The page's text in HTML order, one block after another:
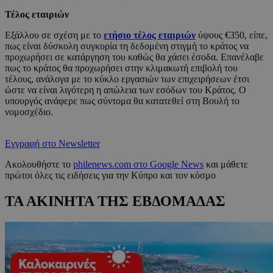
Τέλος εταιριών
Εξάλλου σε σχέση με το ετήσιο τέλος εταιριών ύψους €350, είπε,
πως είναι δύσκολη συγκυρία τη δεδομένη στιγμή το κράτος να
προχωρήσει σε κατάργηση του καθώς θα χάσει έσοδα. Επανέλαβε
πως το κράτος θα προχωρήσει στην κλιμακωτή επιβολή του
τέλους, ανάλογα με το κύκλο εργασιών των επιχειρήσεων έτσι
ώστε να είναι λιγότερη η απώλεια των εσόδων του Κράτος. Ο
υπουργός ανάφερε πως σύντομα θα κατατεθεί στη Βουλή το
νομοσχέδιο.
Εγγραφή στο Newsletter
Ακολουθήστε το philenews.com στο Google News και μάθετε
πρώτοι όλες τις ειδήσεις για την Κύπρο και τον κόσμο
ΤΑ ΑΚΙΝΗΤΑ ΤΗΣ ΕΒΔΟΜΑΔΑΣ